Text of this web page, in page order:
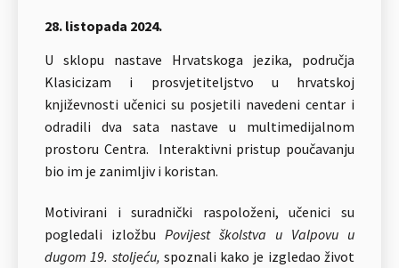
28. listopada 2024.
U sklopu nastave Hrvatskoga jezika, područja
Klasicizam i prosvjetiteljstvo u hrvatskoj
književnosti učenici su posjetili navedeni centar i
odradili dva sata nastave u multimedijalnom
prostoru Centra. Interaktivni pristup poučavanju
bio im je zanimljiv i koristan.
Motivirani i suradnički raspoloženi, učenici su
pogledali izložbu Povijest školstva u Valpovu u
dugom 19. stoljeću, spoznali kako je izgledao život